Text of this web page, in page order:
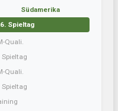
Südamerika
Spieltag
Quali.
Spieltag
Quali.
Spieltag